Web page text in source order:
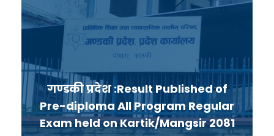
गण्डकी प्रदेश :Result Published of
Pre-diploma All Program Regular
Exam held on Kartik/Mangsir 2081